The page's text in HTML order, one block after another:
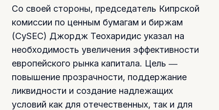
Со своей стороны, председатель Кипрской
комиссии по ценным бумагам и биржам
(CySEC) Джордж Теохаридис указал на
необходимость увеличения эффективности
европейского рынка капитала. Цель ―
повышение прозрачности, поддержание
ликвидности и создание надлежащих
условий как для отечественных, так и для